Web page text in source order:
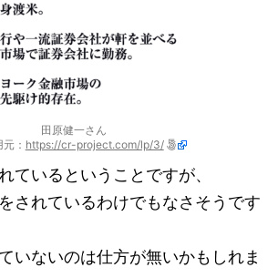
田原健一さん
： https://cr-project.com/lp/3/
ているということですが、
されているわけでもなさそうです
いないのは仕方が無いかもしれま